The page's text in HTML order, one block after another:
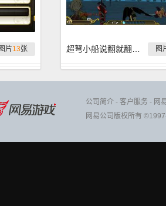
图片13张 图
公司简介 - 客户服务 - 网
网易公司版权所有